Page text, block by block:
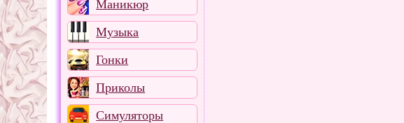
Маникюр
Музыка
Гонки
Приколы
Симуляторы